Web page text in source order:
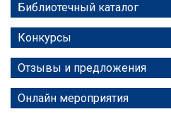
Библиотечный каталог
Конкурсы
Отзывы и предложения
Онлайн мероприятия